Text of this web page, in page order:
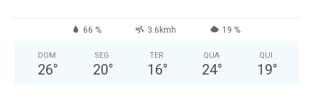
66 % 3.6kmh 19 %
DOM
26°
SEG
20°
TER
16°
QUA
24°
QUI
19°